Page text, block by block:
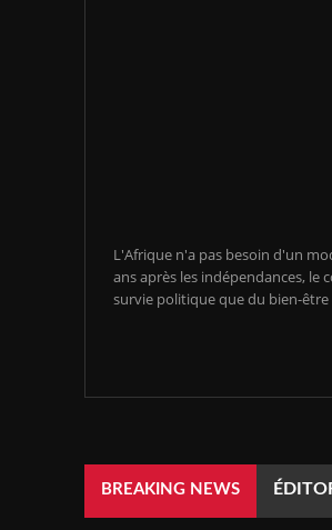
L'Afrique n'a pas besoin d'un
ans après les indépendances, le
survie politique que du bien-être
BREAKING NEWS